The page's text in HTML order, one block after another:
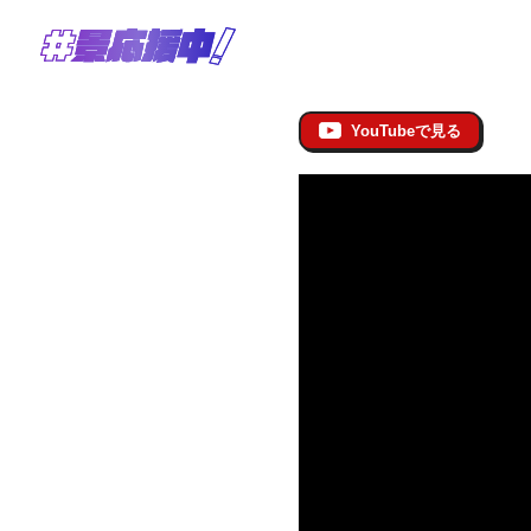
YouTubeで見る